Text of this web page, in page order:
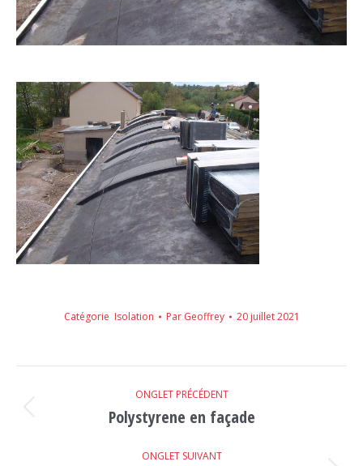
Catégorie Isolation Par Geoffrey 20 juillet 2021
COMMENTAIRE
ONGLET PRÉCÉDENT
Onglet
Polystyrene en façade
ONGLET SUIVANT